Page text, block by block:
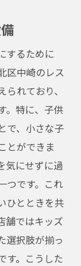
するために
区中崎のレス
れており、
。特に、子供
で、小さな子
とができま
気にせずに過
つです。これ
ひとときを共
舗ではキッズ
選択肢が揃っ
す。こうした